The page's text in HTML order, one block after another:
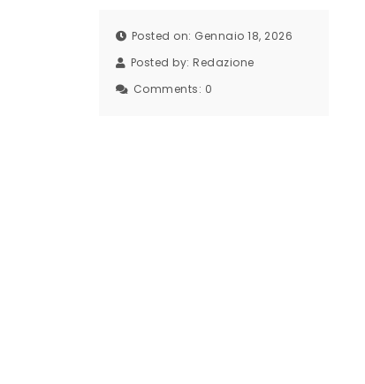
Posted on: Gennaio 18, 2026
Posted by: Redazione
Comments: 0